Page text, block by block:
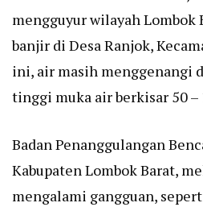
mengguyur wilayah Lombok
banjir di Desa Ranjok,
ini, air masih menggenangi
tinggi muka air berkisar 50
Badan Penanggulangan
Kabupaten Lombok Barat,
mengalami gangguan,